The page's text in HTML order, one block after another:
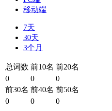
移动端
7天
30天
3个月
总词数 前10名 前20名
0
0
0
前30名 前40名 前50名
0
0 0